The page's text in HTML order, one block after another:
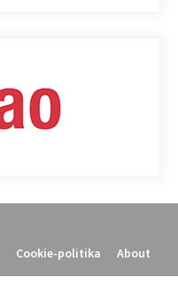
Cookie-politika About